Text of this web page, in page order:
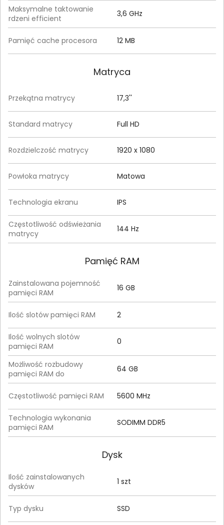
Maksymalne taktowanie
rdzeni efficient
3,6 GHz
Pamięć cache procesora 12 MB
Matryca
Przekątna matrycy 17,3''
Standard matrycy Full HD
Rozdzielczość matrycy 1920 x 1080
Powłoka matrycy Matowa
Technologia ekranu IPS
Częstotliwość odświeżania
matrycy
144 Hz
Pamięć RAM
Zainstalowana pojemność
pamięci RAM
16 GB
Ilość slotów pamięci RAM 2
Ilość wolnych slotów
pamięci RAM
0
Możliwość rozbudowy
pamięci RAM do
64 GB
Częstotliwość pamięci RAM 5600 MHz
Technologia wykonania
pamięci RAM
SODIMM DDR5
Dysk
Ilość zainstalowanych
dysków
1 szt
Typ dysku SSD